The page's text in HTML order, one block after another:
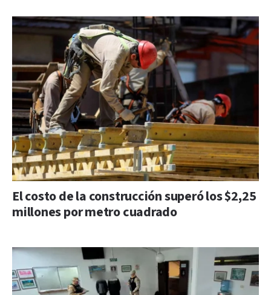
El costo de la construcción superó los $2,25
millones por metro cuadrado